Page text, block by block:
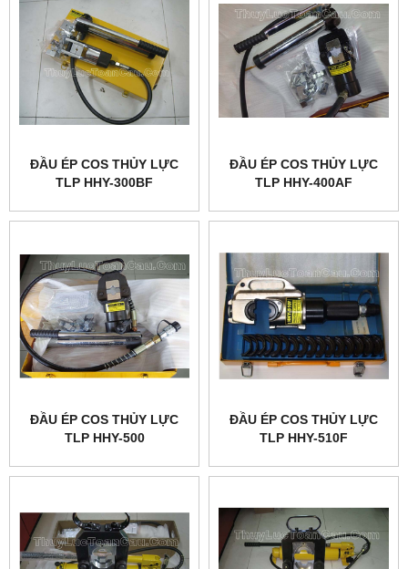
ĐẦU ÉP COS THỦY LỰC
TLP HHY-300BF
ĐẦU ÉP COS THỦY LỰC
TLP HHY-400AF
ĐẦU ÉP COS THỦY LỰC
TLP HHY-500
ĐẦU ÉP COS THỦY LỰC
TLP HHY-510F